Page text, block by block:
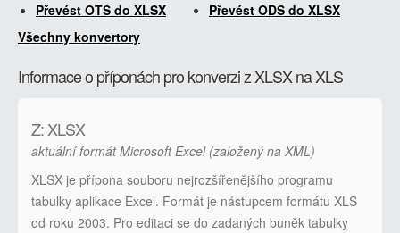
Převést OTS do XLSX
Převést ODS do XLSX
Všechny konvertory
Informace o příponách pro konverzi z XLSX na XLS
Z: XLSX
aktuální formát Microsoft Excel (založený na XML)
XLSX je přípona souboru nejrozšířenějšího programu
tabulky aplikace Excel. Formát je nástupcem formátu XLS
od roku 2003. Pro editaci se do zadaných buněk tabulky